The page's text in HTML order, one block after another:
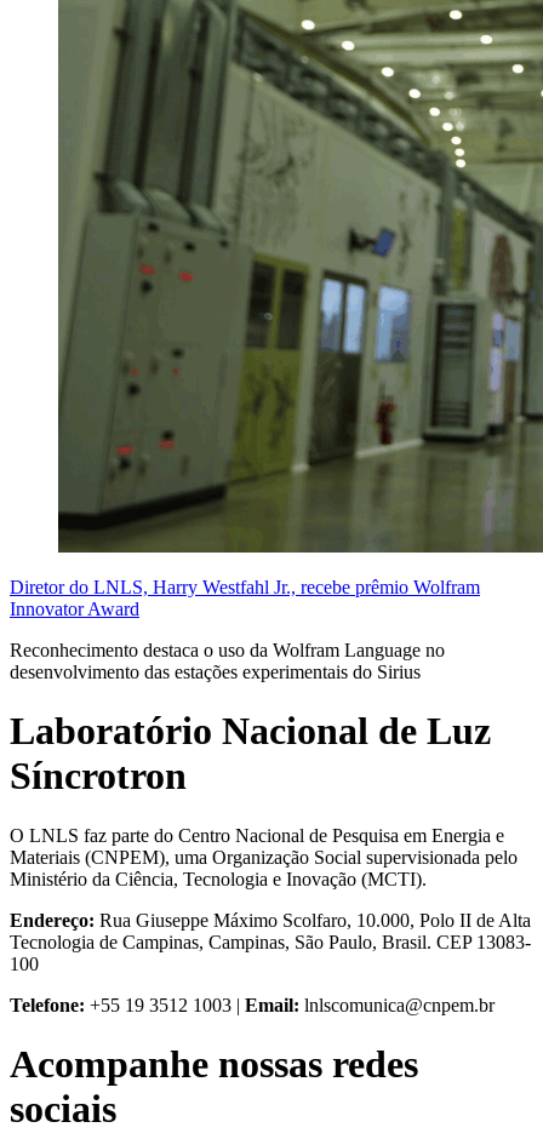
Diretor do LNLS, Harry Westfahl Jr., recebe prêmio Wolfram
Innovator Award
Reconhecimento destaca o uso da Wolfram Language no
desenvolvimento das estações experimentais do Sirius
Laboratório Nacional de Luz
Síncrotron
O LNLS faz parte do Centro Nacional de Pesquisa em Energia e
Materiais (CNPEM), uma Organização Social supervisionada pelo
Ministério da Ciência, Tecnologia e Inovação (MCTI).
Endereço: Rua Giuseppe Máximo Scolfaro, 10.000, Polo II de Alta
Tecnologia de Campinas, Campinas, São Paulo, Brasil. CEP 13083-
100
Telefone: +55 19 3512 1003 | Email: lnlscomunica@cnpem.br
Acompanhe nossas redes
sociais